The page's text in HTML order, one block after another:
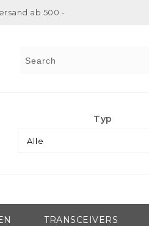
ab 500.-
Typ
TRANSCEIVERS